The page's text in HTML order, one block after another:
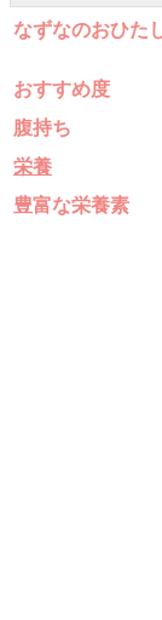
なずなのおひた
おすすめ度
腹持ち
栄養
豊富な栄養素